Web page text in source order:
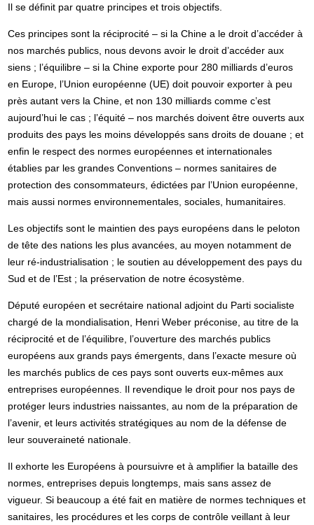
Il se définit par quatre principes et trois objectifs.
Ces principes sont la réciprocité – si la Chine a le droit d’accéder à
nos marchés publics, nous devons avoir le droit d’accéder aux
siens ; l’équilibre – si la Chine exporte pour 280 milliards d’euros
en Europe, l’Union européenne (UE) doit pouvoir exporter à peu
près autant vers la Chine, et non 130 milliards comme c’est
aujourd’hui le cas ; l’équité – nos marchés doivent être ouverts aux
produits des pays les moins développés sans droits de douane ; et
enfin le respect des normes européennes et internationales
établies par les grandes Conventions – normes sanitaires de
protection des consommateurs, édictées par l’Union européenne,
mais aussi normes environnementales, sociales, humanitaires.
Les objectifs sont le maintien des pays européens dans le peloton
de tête des nations les plus avancées, au moyen notamment de
leur ré-industrialisation ; le soutien au développement des pays du
Sud et de l’Est ; la préservation de notre écosystème.
Député européen et secrétaire national adjoint du Parti socialiste
chargé de la mondialisation, Henri Weber préconise, au titre de la
réciprocité et de l’équilibre, l’ouverture des marchés publics
européens aux grands pays émergents, dans l’exacte mesure où
les marchés publics de ces pays sont ouverts eux-mêmes aux
entreprises européennes. Il revendique le droit pour nos pays de
protéger leurs industries naissantes, au nom de la préparation de
l’avenir, et leurs activités stratégiques au nom de la défense de
leur souveraineté nationale.
Il exhorte les Européens à poursuivre et à amplifier la bataille des
normes, entreprises depuis longtemps, mais sans assez de
vigueur. Si beaucoup a été fait en matière de normes techniques et
sanitaires, les procédures et les corps de contrôle veillant à leur